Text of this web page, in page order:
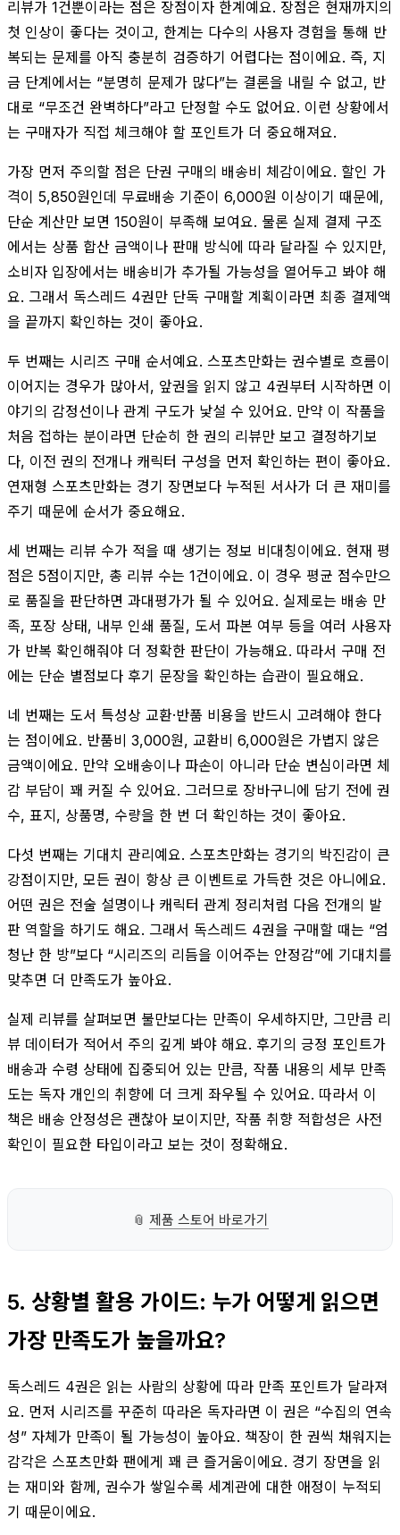
리뷰가 1건뿐이라는 점은 장점이자 한계예요. 장점은 현재까지의
첫 인상이 좋다는 것이고, 한계는 다수의 사용자 경험을 통해 반
복되는 문제를 아직 충분히 검증하기 어렵다는 점이에요. 즉, 지
금 단계에서는 “분명히 문제가 많다”는 결론을 내릴 수 없고, 반
대로 “무조건 완벽하다”라고 단정할 수도 없어요. 이런 상황에서
는 구매자가 직접 체크해야 할 포인트가 더 중요해져요.
가장 먼저 주의할 점은 단권 구매의 배송비 체감이에요. 할인 가
격이 5,850원인데 무료배송 기준이 6,000원 이상이기 때문에,
단순 계산만 보면 150원이 부족해 보여요. 물론 실제 결제 구조
에서는 상품 합산 금액이나 판매 방식에 따라 달라질 수 있지만,
소비자 입장에서는 배송비가 추가될 가능성을 열어두고 봐야 해
요. 그래서 독스레드 4권만 단독 구매할 계획이라면 최종 결제액
을 끝까지 확인하는 것이 좋아요.
두 번째는 시리즈 구매 순서예요. 스포츠만화는 권수별로 흐름이
이어지는 경우가 많아서, 앞권을 읽지 않고 4권부터 시작하면 이
야기의 감정선이나 관계 구도가 낯설 수 있어요. 만약 이 작품을
처음 접하는 분이라면 단순히 한 권의 리뷰만 보고 결정하기보
다, 이전 권의 전개나 캐릭터 구성을 먼저 확인하는 편이 좋아요.
연재형 스포츠만화는 경기 장면보다 누적된 서사가 더 큰 재미를
주기 때문에 순서가 중요해요.
세 번째는 리뷰 수가 적을 때 생기는 정보 비대칭이에요. 현재 평
점은 5점이지만, 총 리뷰 수는 1건이에요. 이 경우 평균 점수만으
로 품질을 판단하면 과대평가가 될 수 있어요. 실제로는 배송 만
족, 포장 상태, 내부 인쇄 품질, 도서 파본 여부 등을 여러 사용자
가 반복 확인해줘야 더 정확한 판단이 가능해요. 따라서 구매 전
에는 단순 별점보다 후기 문장을 확인하는 습관이 필요해요.
네 번째는 도서 특성상 교환·반품 비용을 반드시 고려해야 한다
는 점이에요. 반품비 3,000원, 교환비 6,000원은 가볍지 않은
금액이에요. 만약 오배송이나 파손이 아니라 단순 변심이라면 체
감 부담이 꽤 커질 수 있어요. 그러므로 장바구니에 담기 전에 권
수, 표지, 상품명, 수량을 한 번 더 확인하는 것이 좋아요.
다섯 번째는 기대치 관리예요. 스포츠만화는 경기의 박진감이 큰
강점이지만, 모든 권이 항상 큰 이벤트로 가득한 것은 아니에요.
어떤 권은 전술 설명이나 캐릭터 관계 정리처럼 다음 전개의 발
판 역할을 하기도 해요. 그래서 독스레드 4권을 구매할 때는 “엄
청난 한 방”보다 “시리즈의 리듬을 이어주는 안정감”에 기대치를
맞추면 더 만족도가 높아요.
실제 리뷰를 살펴보면 불만보다는 만족이 우세하지만, 그만큼 리
뷰 데이터가 적어서 주의 깊게 봐야 해요. 후기의 긍정 포인트가
배송과 수령 상태에 집중되어 있는 만큼, 작품 내용의 세부 만족
도는 독자 개인의 취향에 더 크게 좌우될 수 있어요. 따라서 이
책은 배송 안정성은 괜찮아 보이지만, 작품 취향 적합성은 사전
확인이 필요한 타입이라고 보는 것이 정확해요.
📎 제품 스토어 바로가기
5. 상황별 활용 가이드: 누가 어떻게 읽으면
가장 만족도가 높을까요?
독스레드 4권은 읽는 사람의 상황에 따라 만족 포인트가 달라져
요. 먼저 시리즈를 꾸준히 따라온 독자라면 이 권은 “수집의 연속
성” 자체가 만족이 될 가능성이 높아요. 책장이 한 권씩 채워지는
감각은 스포츠만화 팬에게 꽤 큰 즐거움이에요. 경기 장면을 읽
는 재미와 함께, 권수가 쌓일수록 세계관에 대한 애정이 누적되
기 때문이에요.